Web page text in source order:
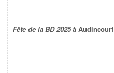
Fête de la BD 2025à Audincourt